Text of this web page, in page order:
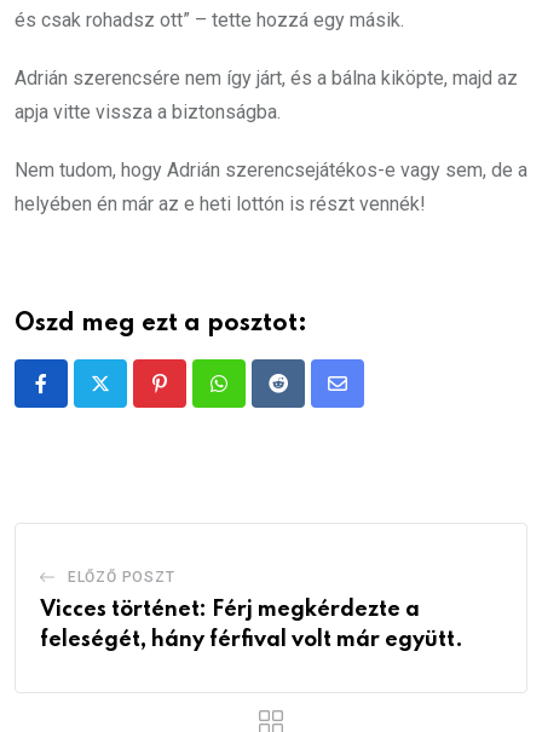
és csak rohadsz ott” – tette hozzá egy másik.
Adrián szerencsére nem így járt, és a bálna kiköpte, majd az
apja vitte vissza a biztonságba.
Nem tudom, hogy Adrián szerencsejátékos-e vagy sem, de a
helyében én már az e heti lottón is részt vennék!
Oszd meg ezt a posztot:
PinterestWhatsappRedditShare
ELŐZŐ POSZT
Vicces történet: Férj megkérdezte a
feleségét, hány férfival volt már együtt.